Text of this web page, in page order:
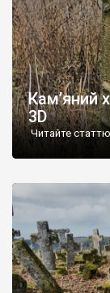
Кам’яний
3D
Читайте статтю